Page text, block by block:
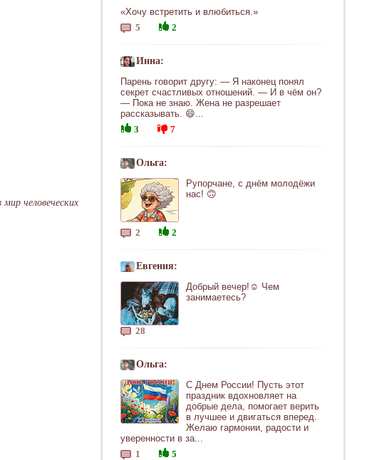
«Хочу встретить и влюбиться.»
5
2
Инна:
Парень говорит другу: — Я наконец понял
секрет счастливых отношений. — И в чём он?
— Пока не знаю. Жена не разрешает
рассказывать. 😄...
3
7
Ольга:
Рупорчане, с днём молодёжи
нас! 🙃
2 2
Евгения:
Добрый вечер!☺ Чем
занимаетесь?
28
Ольга:
С Днем России! Пусть этот
праздник вдохновляет на
добрые дела, помогает верить
в лучшее и двигаться вперед.
Желаю гармонии, радости и
уверенности в за...
1
5
человеческих